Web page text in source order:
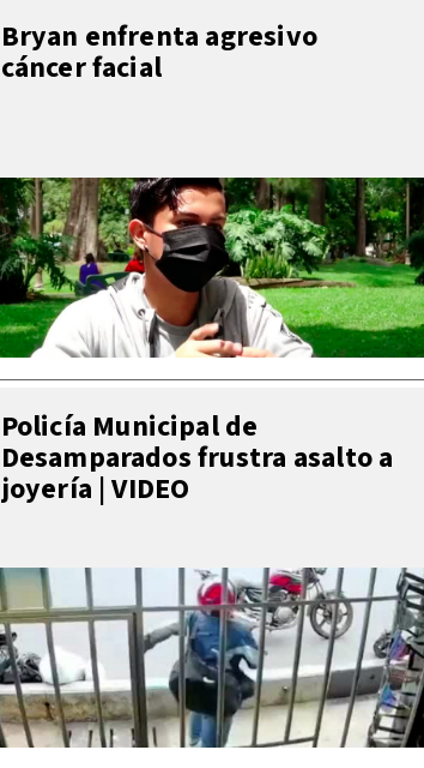
Bryan enfrenta agresivo
cáncer facial
Policía Municipal de
Desamparados frustra asalto a
joyería | VIDEO